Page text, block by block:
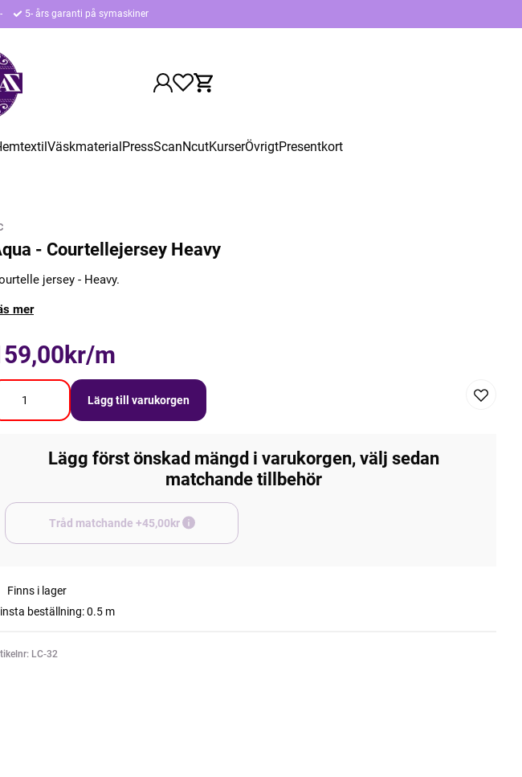
5- års garanti på symaskiner
VäskmaterialPressScanNcutKurserÖvrigtPresentkort
- Courtellejersey Heavy
jersey - Heavy.
mer
m
Lägg till varukorgen
Lägg först önskad mängd i varukorgen, välj sedan
matchande tillbehör
Tråd matchande +45,00kr
Finns i lager
beställning: 0.5 m
LC-32